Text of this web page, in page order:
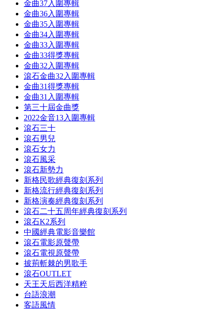
金曲37入圍專輯
金曲36入圍專輯
金曲35入圍專輯
金曲34入圍專輯
金曲33入圍專輯
金曲33得獎專輯
金曲32入圍專輯
滾石金曲32入圍專輯
金曲31得獎專輯
金曲31入圍專輯
第三十屆金曲獎
2022金音13入圍專輯
滾石三十
滾石男兒
滾石女力
滾石風采
滾石新勢力
新格民歌經典復刻系列
新格流行經典復刻系列
新格演奏經典復刻系列
滾石二十五周年經典復刻系列
滾石K2系列
中國經典電影音樂館
滾石電影原聲帶
滾石電視原聲帶
披荊斬棘的男歌手
滾石OUTLET
天王天后西洋精粹
台語浪潮
客語風情